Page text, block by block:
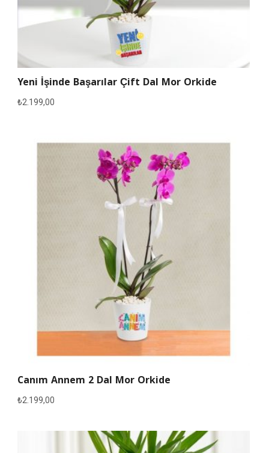
Yeni İşinde Başarılar Çift Dal Mor Orkide
₺2.199,00
Canım Annem 2 Dal Mor Orkide
₺2.199,00